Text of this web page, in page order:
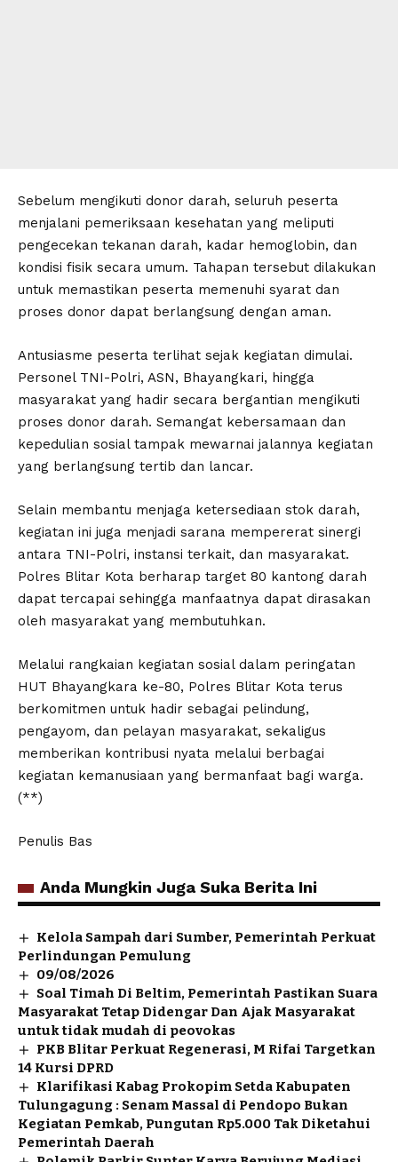
Sebelum mengikuti donor darah, seluruh peserta
menjalani pemeriksaan kesehatan yang meliputi
pengecekan tekanan darah, kadar hemoglobin, dan
kondisi fisik secara umum. Tahapan tersebut dilakukan
untuk memastikan peserta memenuhi syarat dan
proses donor dapat berlangsung dengan aman.
Antusiasme peserta terlihat sejak kegiatan dimulai.
Personel TNI-Polri, ASN, Bhayangkari, hingga
masyarakat yang hadir secara bergantian mengikuti
proses donor darah. Semangat kebersamaan dan
kepedulian sosial tampak mewarnai jalannya kegiatan
yang berlangsung tertib dan lancar.
Selain membantu menjaga ketersediaan stok darah,
kegiatan ini juga menjadi sarana mempererat sinergi
antara TNI-Polri, instansi terkait, dan masyarakat.
Polres Blitar Kota berharap target 80 kantong darah
dapat tercapai sehingga manfaatnya dapat dirasakan
oleh masyarakat yang membutuhkan.
Melalui rangkaian kegiatan sosial dalam peringatan
HUT Bhayangkara ke-80, Polres Blitar Kota terus
berkomitmen untuk hadir sebagai pelindung,
pengayom, dan pelayan masyarakat, sekaligus
memberikan kontribusi nyata melalui berbagai
kegiatan kemanusiaan yang bermanfaat bagi warga.
(**)
Penulis Bas
Anda Mungkin Juga Suka Berita Ini
Kelola Sampah dari Sumber, Pemerintah Perkuat
Perlindungan Pemulung
09/08/2026
Soal Timah Di Beltim, Pemerintah Pastikan Suara
Masyarakat Tetap Didengar Dan Ajak Masyarakat
untuk tidak mudah di peovokas
PKB Blitar Perkuat Regenerasi, M Rifai Targetkan
14 Kursi DPRD
Klarifikasi Kabag Prokopim Setda Kabupaten
Tulungagung : Senam Massal di Pendopo Bukan
Kegiatan Pemkab, Pungutan Rp5.000 Tak Diketahui
Pemerintah Daerah